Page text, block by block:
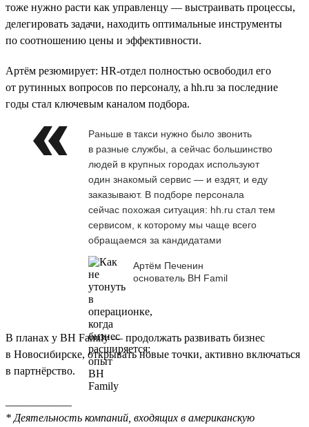
тоже нужно расти как управленцу — выстраивать процессы,
делегировать задачи, находить оптимальные инструменты
по соотношению цены и эффективности.
Артём резюмирует: HR-отдел полностью освободил его
от рутинных вопросов по персоналу, а hh.ru за последние
годы стал ключевым каналом подбора.
Раньше в такси нужно было звонить
в разные службы, а сейчас большинство
людей в крупных городах используют
один знакомый сервис — и ездят, и еду
заказывают. В подборе персонала
сейчас похожая ситуация: hh.ru стал тем
сервисом, к которому мы чаще всего
обращаемся за кандидатами
Артём Печенин
основатель BH Famil
В планах у BH Family — продолжать развивать бизнес
в Новосибирске, открывать новые точки, активно включаться
в партнёрство.
* Деятельность компаний, входящих в американскую